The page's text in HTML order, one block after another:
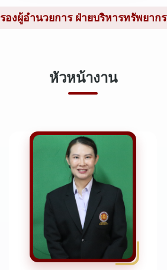
รองผู้อำนวยการ ฝ่ายบริหารทรัพยากร
หัวหน้างาน